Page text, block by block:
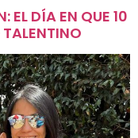
EL DÍA EN QUE 10